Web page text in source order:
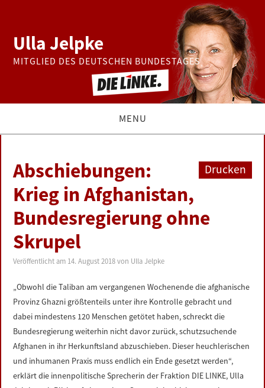
Ulla Jelpke
MITGLIED DES DEUTSCHEN BUNDESTAGES
MENU
BUNDESTAG
PRESSE
ZUR PERSON
DATENSCHUTZERKLÄRUNG
IMPRESSUM
Drucken
Abschiebungen:
Krieg in Afghanistan,
Bundesregierung ohne
Skrupel
Veröffentlicht am 14. August 2018 von Ulla Jelpke
„Obwohl die Taliban am vergangenen Wochenende die afghanische
Provinz Ghazni größtenteils unter ihre Kontrolle gebracht und
dabei mindestens 120 Menschen getötet haben, schreckt die
Bundesregierung weiterhin nicht davor zurück, schutzsuchende
Afghanen in ihr Herkunftsland abzuschieben. Dieser heuchlerischen
und inhumanen Praxis muss endlich ein Ende gesetzt werden“,
erklärt die innenpolitische Sprecherin der Fraktion DIE LINKE, Ulla